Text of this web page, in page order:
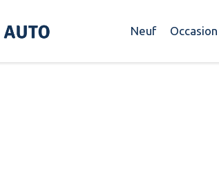
Neuf Occasion